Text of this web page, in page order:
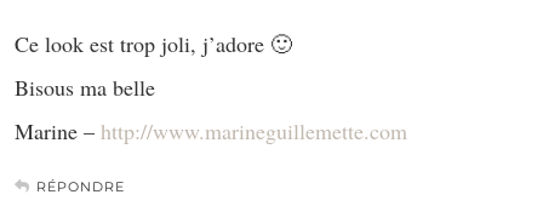
Ce look est trop joli, j’adore 🙂
Bisous ma belle
Marine – http://www.marineguillemette.com
RÉPONDRE